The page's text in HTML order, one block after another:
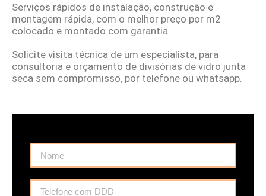
Serviços rápidos de instalação, construção e
montagem rápida, com o melhor preço por m2
colocado e montado com garantia.
Solicite visita técnica de um especialista, para
consultoria e orçamento de divisórias de vidro junta
seca sem compromisso, por telefone ou whatsapp.